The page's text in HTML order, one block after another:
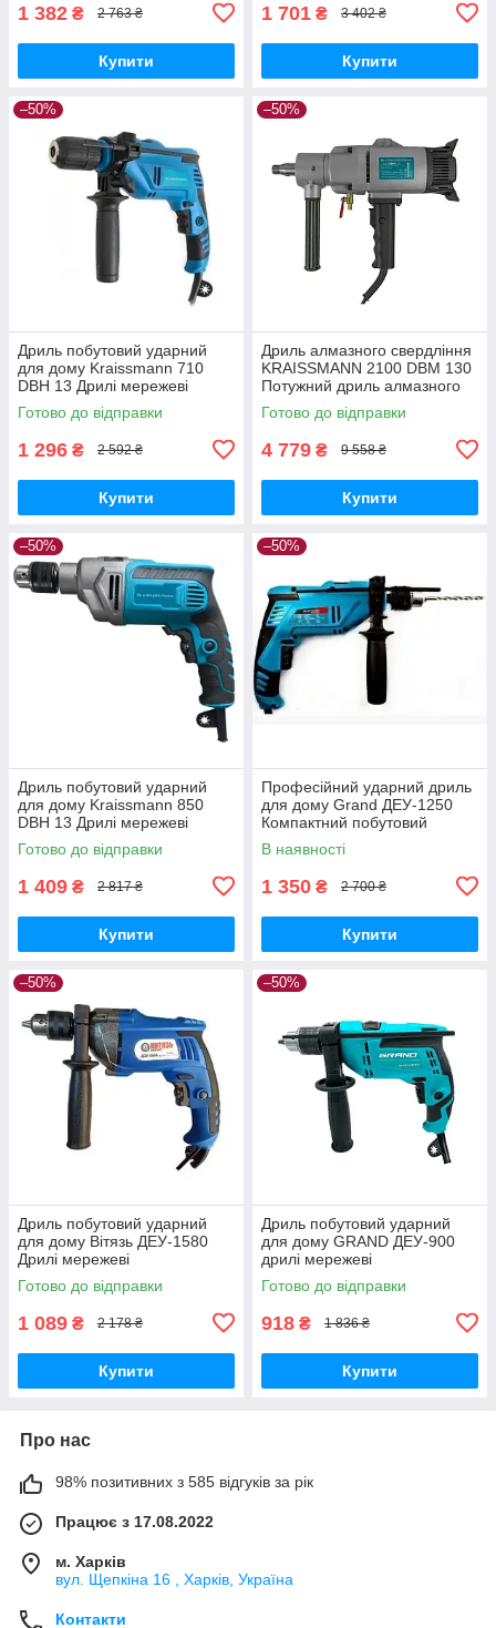
1 382 ₴ 2 763 ₴
Купити
1 701 ₴ 3 402 ₴
Купити
–50%
Дриль побутовий ударний
для дому Kraissmann 710
DBH 13 Дрилі мережеві
Готово до відправки
1 296 ₴ 2 592 ₴
Купити
–50%
Дриль алмазного свердління
KRAISSMANN 2100 DBM 130
Потужний дриль алмазного
буріння
Готово до відправки
4 779 ₴ 9 558 ₴
Купити
–50%
Дриль побутовий ударний
для дому Kraissmann 850
DBH 13 Дрилі мережеві
Готово до відправки
1 409 ₴ 2 817 ₴
Купити
–50%
Професійний ударний дриль
для дому Grand ДЕУ-1250
Компактний побутовий
мережевий дриль ( 1250 Вт )
TOOL 23
В наявності
1 350 ₴ 2 700 ₴
Купити
–50%
Дриль побутовий ударний
для дому Вітязь ДЕУ-1580
Дрилі мережеві
Готово до відправки
1 089 ₴ 2 178 ₴
Купити
–50%
Дриль побутовий ударний
для дому GRAND ДЕУ-900
дрилі мережеві
Готово до відправки
918 ₴ 1 836 ₴
Купити
Про нас
98% позитивних з 585 відгуків за рік
Працює з 17.08.2022
м. Харків
вул. Щепкіна 16 , Харків, Україна
Контакти